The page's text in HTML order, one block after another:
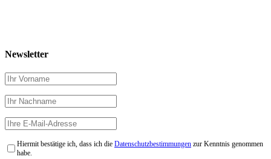
Newsletter
Hiermit bestätige ich, dass ich die Datenschutzbestimmungen zur Kenntnis genommen
habe.